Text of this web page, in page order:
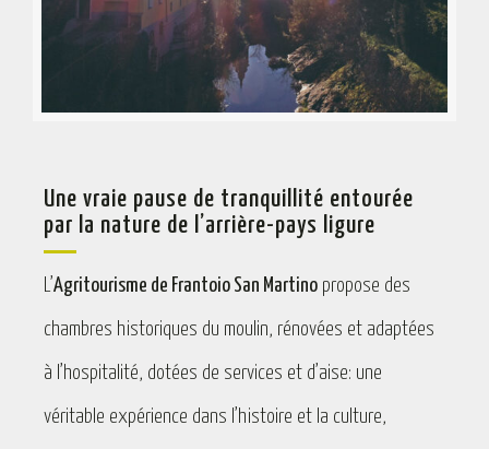
Une vraie pause de tranquillité entourée
par la nature de l’arrière-pays ligure
L’Agritourisme de Frantoio San Martino propose des
chambres historiques du moulin, rénovées et adaptées
à l’hospitalité, dotées de services et d’aise: une
véritable expérience dans l’histoire et la culture,